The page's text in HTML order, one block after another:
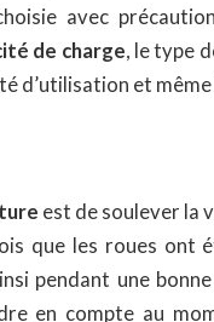
avec
de charge, le type
d’utilisation et même
est de soulever la
que les roues ont
pendant une
en compte au